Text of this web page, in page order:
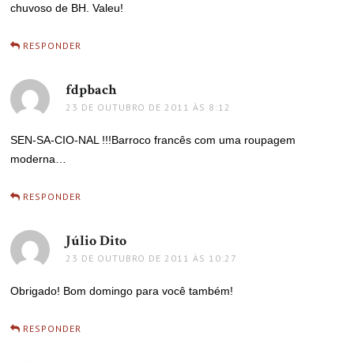
chuvoso de BH. Valeu!
RESPONDER
fdpbachdisse:
23 DE OUTUBRO DE 2011 ÀS 8:12
SEN-SA-CIO-NAL !!!Barroco francês com uma roupagem
moderna…
RESPONDER
Júlio Dito
23 DE OUTUBRO DE 2011 ÀS 10:27
Obrigado! Bom domingo para você também!
RESPONDER